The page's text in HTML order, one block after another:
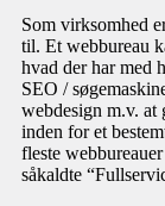
Som virksomhed
til. Et webbureau
hvad der har med
SEO /
webdesign m.v. at
inden for et
fleste webbureauer
såkaldte